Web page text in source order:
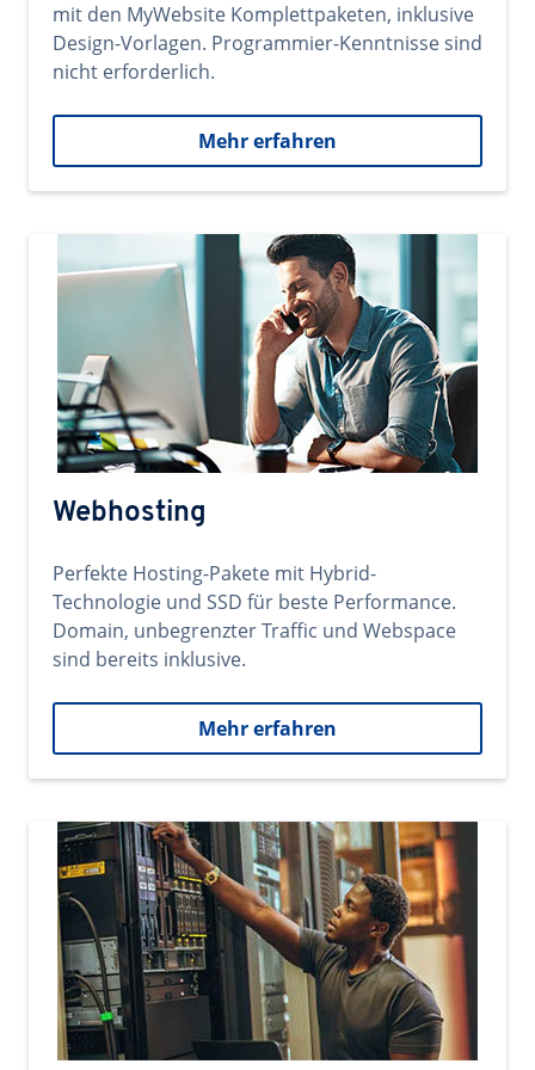
mit den MyWebsite Komplettpaketen, inklusive
Design-Vorlagen. Programmier-Kenntnisse sind
nicht erforderlich.
Mehr erfahren
Webhosting
Perfekte Hosting-Pakete mit Hybrid-
Technologie und SSD für beste Performance.
Domain, unbegrenzter Traffic und Webspace
sind bereits inklusive.
Mehr erfahren